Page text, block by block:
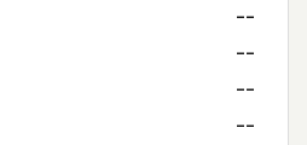
--
--
--
--